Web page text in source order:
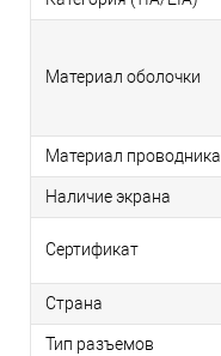
Материал оболочки
Материал проводника
Наличие экрана
Сертификат
Страна
Тип разъемов